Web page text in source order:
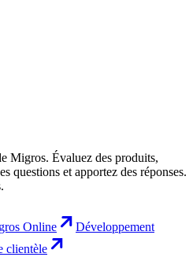
Migros. Évaluez des produits,
questions et apportez des réponses.
Online
Développement
clientèle